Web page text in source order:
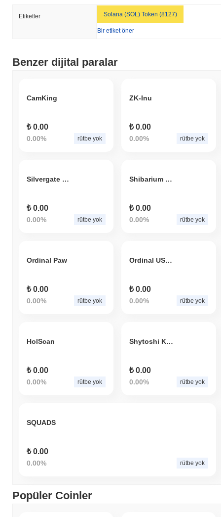
Etiketler Solana (SOL) Token (8127)
Bir etiket öner
Benzer dijital paralar
CamKing
₺ 0.00
0.00% rütbe yok
ZK-Inu
₺ 0.00
0.00% rütbe yok
Silvergate Classic
₺ 0.00
0.00% rütbe yok
Shibarium Treat
₺ 0.00
0.00% rütbe yok
Ordinal Paw
₺ 0.00
0.00% rütbe yok
Ordinal USDC
₺ 0.00
0.00% rütbe yok
HolScan
₺ 0.00
0.00% rütbe yok
Shytoshi Kusama
₺ 0.00
0.00% rütbe yok
SQUADS
₺ 0.00
0.00% rütbe yok
Popüler Coinler